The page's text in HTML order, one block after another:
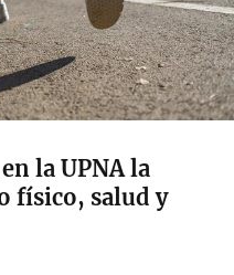
la UPNA la
físico, salud y